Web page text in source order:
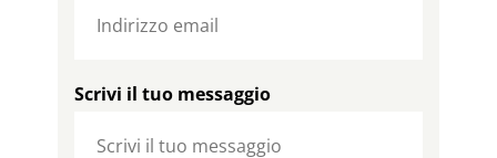
Scrivi il tuo messaggio